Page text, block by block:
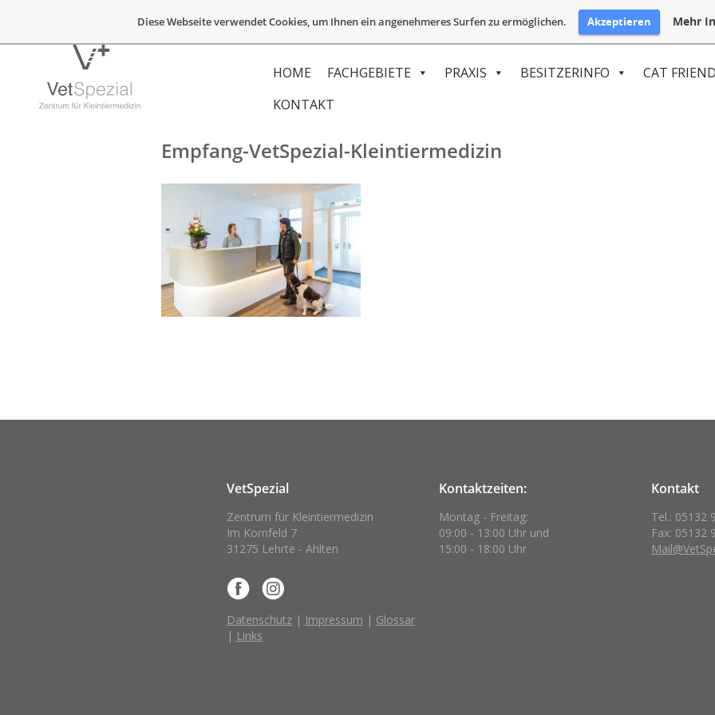
Diese Webseite verwendet Cookies, um Ihnen ein angenehmeres Surfen zu ermöglichen. Akzeptieren Mehr
HOME FACHGEBIETE PRAXIS BESITZERINFO CAT
KONTAKT
Empfang-VetSpezial-Kleintiermedizin
VetSpezial
Zentrum für Kleintiermedizin
Im Kornfeld 7
31275 Lehrte - Ahlten
Datenschutz| Impressum | Glossar
| Links
Kontaktzeiten:
Montag - Freitag:
09:00 - 13:00 Uhr und
15:00 - 18:00 Uhr
Kontakt
Tel.: 05132
Fax: 05132